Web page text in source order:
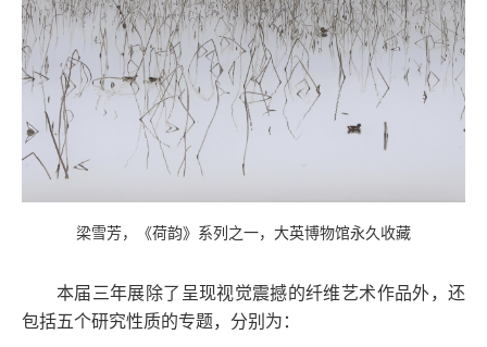
梁雪芳，《荷韵》系列之一，大英博物馆永久收藏
本届三年展除了呈现视觉震撼的纤维艺术作品外，还
包括五个研究性质的专题，分别为：